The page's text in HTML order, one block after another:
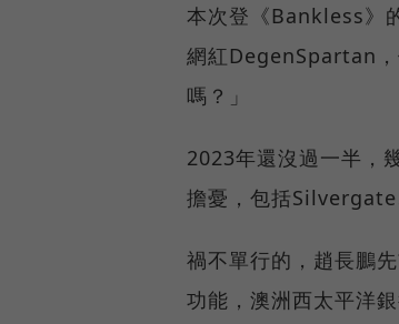
本次登《Bankless》
網紅DegenSpartan，
嗎？」
2023年還沒過一半，
擔憂，包括
禍不單行的，趙長鵬
功能，澳洲西太平洋